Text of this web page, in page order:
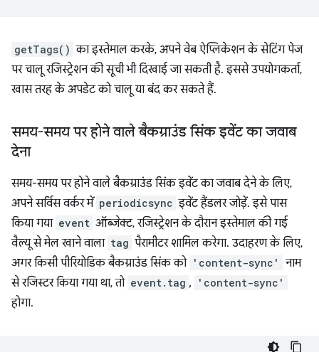
getTags() का इस्तेमाल करके, अपने वेब ऐप्लिकेशन के सेटिंग पेज
पर चालू रजिस्ट्रेशन की सूची भी दिखाई जा सकती है. इससे उपयोगकर्ता,
खास तरह के अपडेट को चालू या बंद कर सकते हैं.
समय-समय पर होने वाले बैकग्राउंड सिंक इवेंट का जवाब
देना
समय-समय पर होने वाले बैकग्राउंड सिंक इवेंट का जवाब देने के लिए,
अपने सर्विस वर्कर में periodicsync इवेंट हैंडलर जोड़ें. इसे पास
किया गया event ऑब्जेक्ट, रजिस्ट्रेशन के दौरान इस्तेमाल की गई
वैल्यू से मेल खाने वाला tag पैरामीटर शामिल करेगा. उदाहरण के लिए,
अगर किसी पीरियोडिक बैकग्राउंड सिंक को 'content-sync'
नाम
से रजिस्टर किया गया था, तो event.tag , 'content-sync'
होगा.